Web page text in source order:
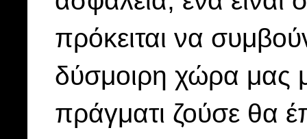
πρόκειται να
δύσμοιρη χώρα μας
πράγματι ζούσε θα